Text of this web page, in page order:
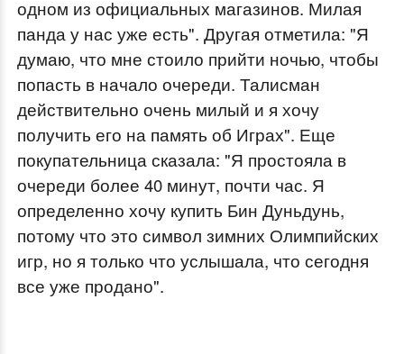
одном из официальных магазинов. Милая
панда у нас уже есть". Другая отметила: "Я
думаю, что мне стоило прийти ночью, чтобы
попасть в начало очереди. Талисман
действительно очень милый и я хочу
получить его на память об Играх". Еще
покупательница сказала: "Я простояла в
очереди более 40 минут, почти час. Я
определенно хочу купить Бин Дуньдунь,
потому что это символ зимних Олимпийских
игр, но я только что услышала, что сегодня
все уже продано".